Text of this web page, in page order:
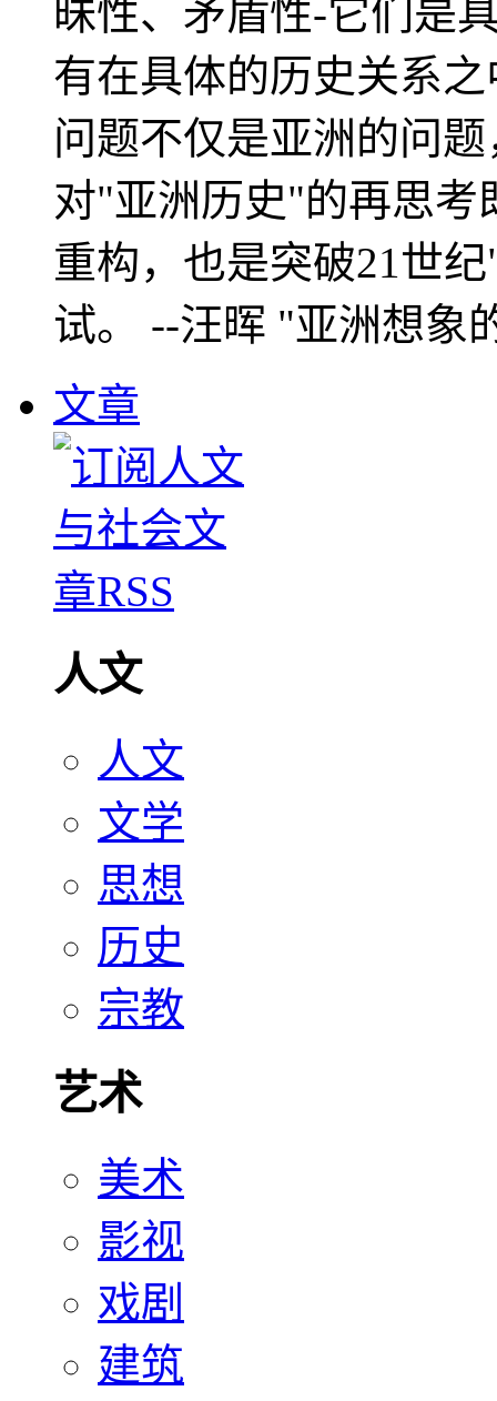
昧性、矛盾性-它们是
有在具体的历史关系
问题不仅是亚洲的问
对"亚洲历史"的再思考
重构，也是突破21世
试。 --汪晖 "亚洲想象
文章
人文
人文
文学
思想
历史
宗教
艺术
美术
影视
戏剧
建筑